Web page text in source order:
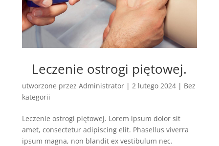
Leczenie ostrogi piętowej.
utworzone przez Administrator| 2 lutego 2024| Bez
kategorii
Leczenie ostrogi piętowej. Lorem ipsum dolor sit
amet, consectetur adipiscing elit. Phasellus viverra
ipsum magna, non blandit ex vestibulum nec.